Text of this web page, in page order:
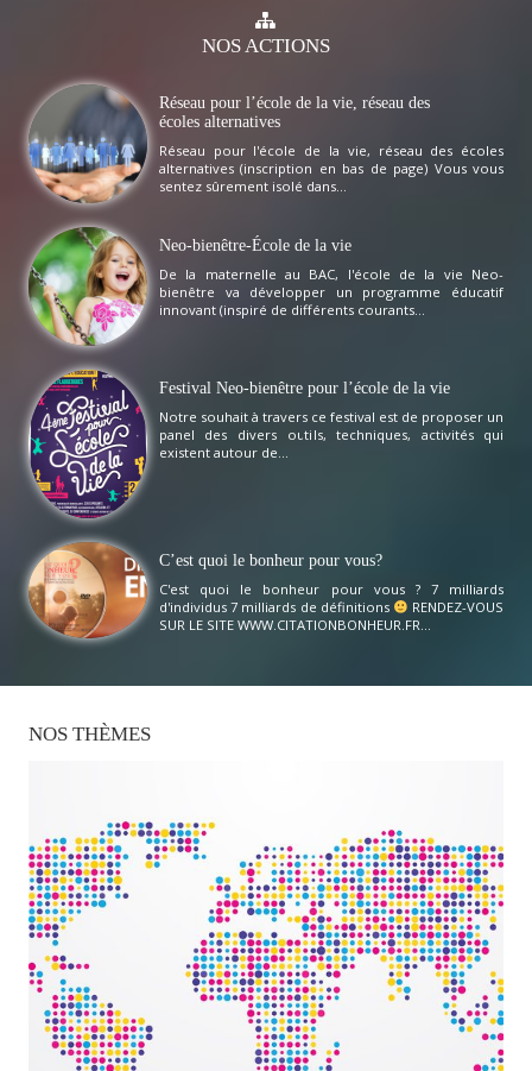
NOSACTIONS
Réseau pour l’école de la vie, réseau des
écoles alternatives
Réseau pour l'école de la vie, réseau des écoles
alternatives (inscription en bas de page) Vous vous
sentez sûrement isolé dans...
Neo-bienêtre-École de la vie
De la maternelle au BAC, l'école de la vie Neo-
bienêtre va développer un programme éducatif
innovant (inspiré de différents courants...
Festival Neo-bienêtre pour l’école de la vie
Notre souhait à travers ce festival est de proposer un
panel des divers outils, techniques, activités qui
existent autour de...
C’est quoi le bonheur pour vous?
C'est quoi le bonheur pour vous ? 7 milliards
d'individus 7 milliards de définitions
RENDEZ-VOUS
SUR LE SITE WWW.CITATIONBONHEUR.FR...
NOS THÈMES